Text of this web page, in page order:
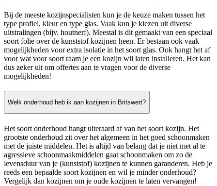
Bij de meeste kozijnspecialisten kun je de keuze maken tussen het
type profiel, kleur en type glas. Vaak kun je kiezen uit diverse
uitstralingen (bijv. houtnerf). Meestal is dit gemaakt van een speciaal
soort folie over de kunststof kozijnen heen. Er bestaan ook vaak
mogelijkheden voor extra isolatie in het soort glas. Ook hangt het af
voor wat voor soort raam je een kozijn wil laten installeren. Het kan
dus zeker uit om offertes aan te vragen voor de diverse
mogelijkheden!
Welk onderhoud heb ik aan kozijnen in Britswert?
Het soort onderhoud hangt uiteraard af van het soort kozijn. Het
grootste onderhoud zit over het algemeen in het goed schoonmaken
met de juiste middelen. Het is altijd van belang dat je niet met al te
agressieve schoonmaakmiddelen gaat schoonmaken om zo de
levensduur van je (kunststof) kozijnen te kunnen garanderen. Heb je
reeds een bepaalde soort kozijnen en wil je minder onderhoud?
Vergelijk dan kozijnen om je oude kozijnen te laten vervangen!